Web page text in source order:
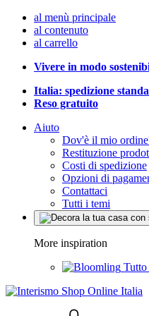
al menù principale
al contenuto
al carrello
Vivere in modo
Italia: spedizione
Reso gratuito
Aiuto
Dov'è il mio
Restituzione
Costi di spedizione
Opzioni di
Contattaci
Tutti i temi
More inspiration